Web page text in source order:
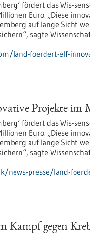
fördert das Wis-
Euro. „Diese
auf lange Sicht
sagte
land-foerdert-elf-
Projekte im
fördert das Wis-
Euro. „Diese
auf lange Sicht
sagte
news-presse/land-
Kampf gegen